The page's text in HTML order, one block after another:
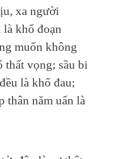
xa người
khổ đoạn
muốn không
thất vọng; sầu bi
là khổ đau;
thân năm uẩn là